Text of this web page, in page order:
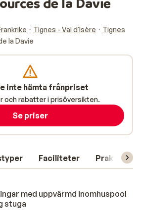
Tignes - Val d'Isère
Tignes
la Davie
Faciliteter Praktisk
med uppvärmd inomhuspool
stuga
inte hämta frånpriset
och rabatter i prisöversikten.
Se priser